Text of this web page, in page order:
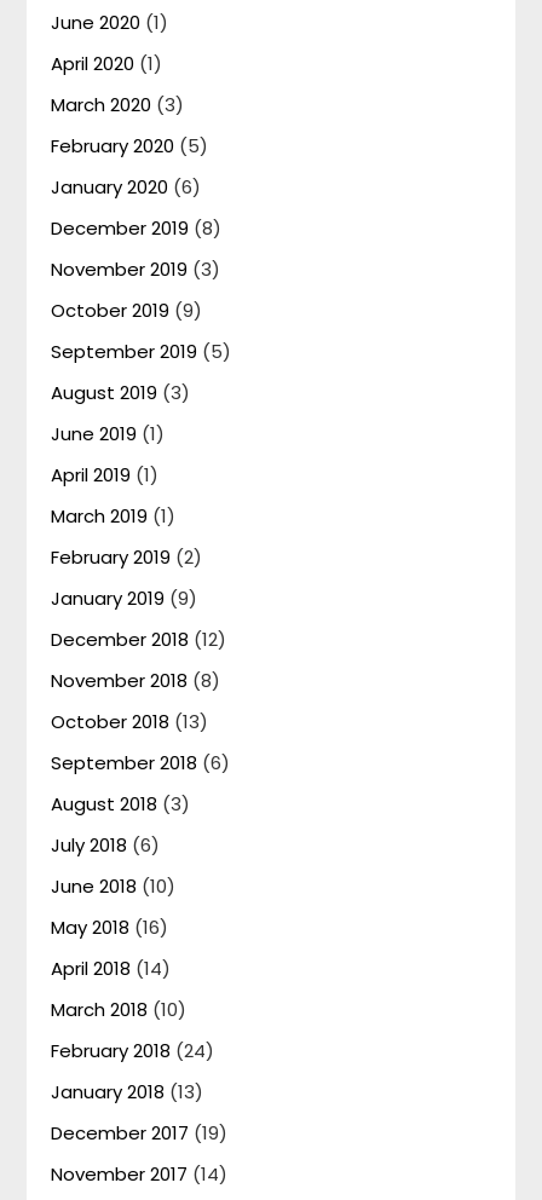
June 2020 (1)
April 2020 (1)
March 2020 (3)
February 2020 (5)
January 2020 (6)
December 2019 (8)
November 2019 (3)
October 2019 (9)
September 2019 (5)
August 2019 (3)
June 2019 (1)
April 2019 (1)
March 2019 (1)
February 2019 (2)
January 2019 (9)
December 2018 (12)
November 2018 (8)
October 2018 (13)
September 2018 (6)
August 2018 (3)
July 2018 (6)
June 2018 (10)
May 2018 (16)
April 2018 (14)
March 2018 (10)
February 2018 (24)
January 2018 (13)
December 2017 (19)
November 2017 (14)